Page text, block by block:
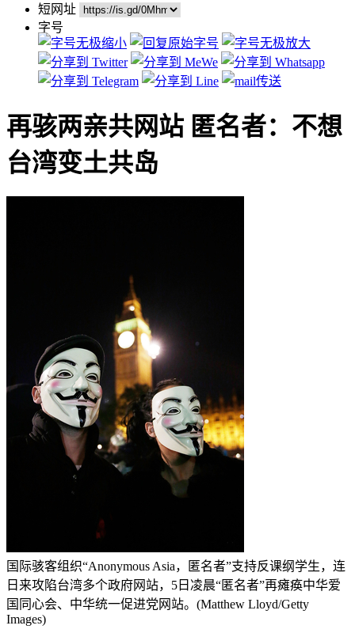
短网址
字号
再骇两亲共网站 匿名者：不想
台湾变土共岛
国际骇客组织“Anonymous Asia，匿名者”支持反课纲学生，连
日来攻陷台湾多个政府网站，5日凌晨“匿名者”再瘫痪中华爱
国同心会、中华统一促进党网站。(Matthew Lloyd/Getty
Images)